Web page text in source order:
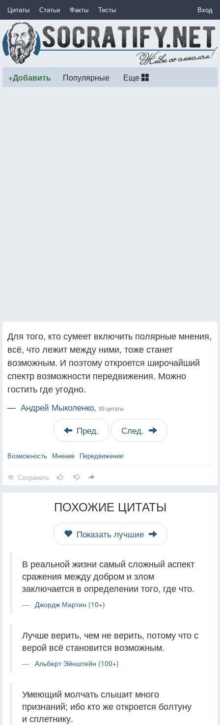
Цитаты Статьи Факты Тесты Вход
+Добавить Популярные Еще
Для того, кто сумеет включить полярные мнения,
всё, что лежит между ними, тоже станет
возможным. И поэтому откроется широчайший
спектр возможности передвижения. Можно
гостить где угодно.
— Андрей Мыколенко, 93 цитаты
Пред. След.
Возможность Мнение Передвижение
Сохранить
ПОХОЖИЕ ЦИТАТЫ
Показать лучшие
В реальной жизни самый сложный аспект
сражения между добром и злом
заключается в определении того, где что.
Джордж Мартин (10+)
Лучше верить, чем не верить, потому что с
верой всё становится возможным.
Альберт Эйнштейн (100+)
Умеющий молчать слышит много
признаний; ибо кто же откроется болтуну
и сплетнику.